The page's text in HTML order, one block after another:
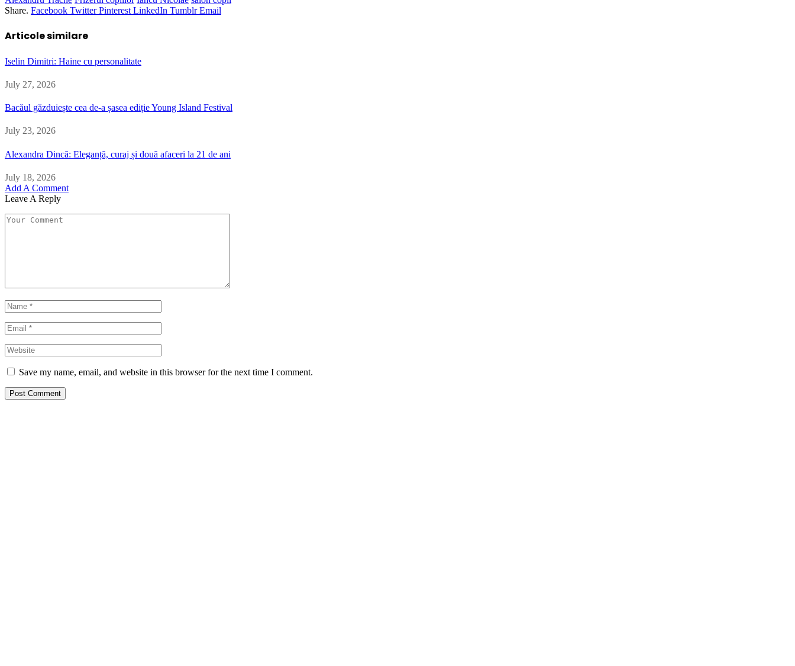
Share. Facebook Twitter Pinterest LinkedIn Tumblr Email
Articole similare
Iselin Dimitri: Haine cu personalitate
July 27, 2026
Bacăul găzduiește cea de-a șasea ediție Young Island Festival
July 23, 2026
Alexandra Dincă: Eleganță, curaj și două afaceri la 21 de ani
July 18, 2026
Add A Comment
Leave A Reply
Save my name, email, and website in this browser for the next time I comment.